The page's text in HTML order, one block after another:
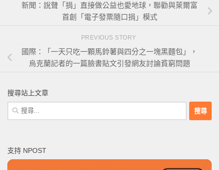
新聞：說聲「捐」直接做公益也愛地球，聯勸與萊爾富
首創「電子發票隨口捐」模式
PREVIOUS STORY
國際：「一天只吃一顆馬鈴薯與四分之一塊黑麵包」，
烏克蘭記者的一篇臉書貼文引發網友討論貧窮問題
搜尋站上文章
搜
尋
字:
支持 NPOST